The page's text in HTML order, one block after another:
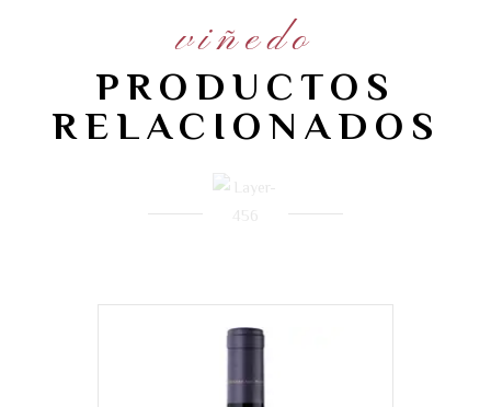
viñedo
PRODUCTOS
RELACIONADOS